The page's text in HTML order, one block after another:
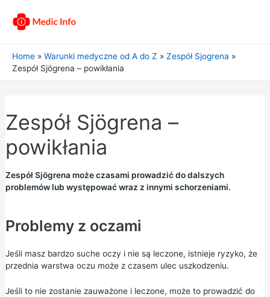
Home Warunki medyczne od A do Z
Zespół Sjogrena
Zespół Sjögrena – powikłania
Zespół Sjögrena –
powikłania
Zespół Sjögrena może czasami prowadzić do dalszych
problemów lub występować wraz z innymi schorzeniami.
Problemy z oczami
Jeśli masz bardzo suche oczy i nie są leczone, istnieje ryzyko, że
przednia warstwa oczu może z czasem ulec uszkodzeniu.
Jeśli to nie zostanie zauważone i leczone, może to prowadzić do